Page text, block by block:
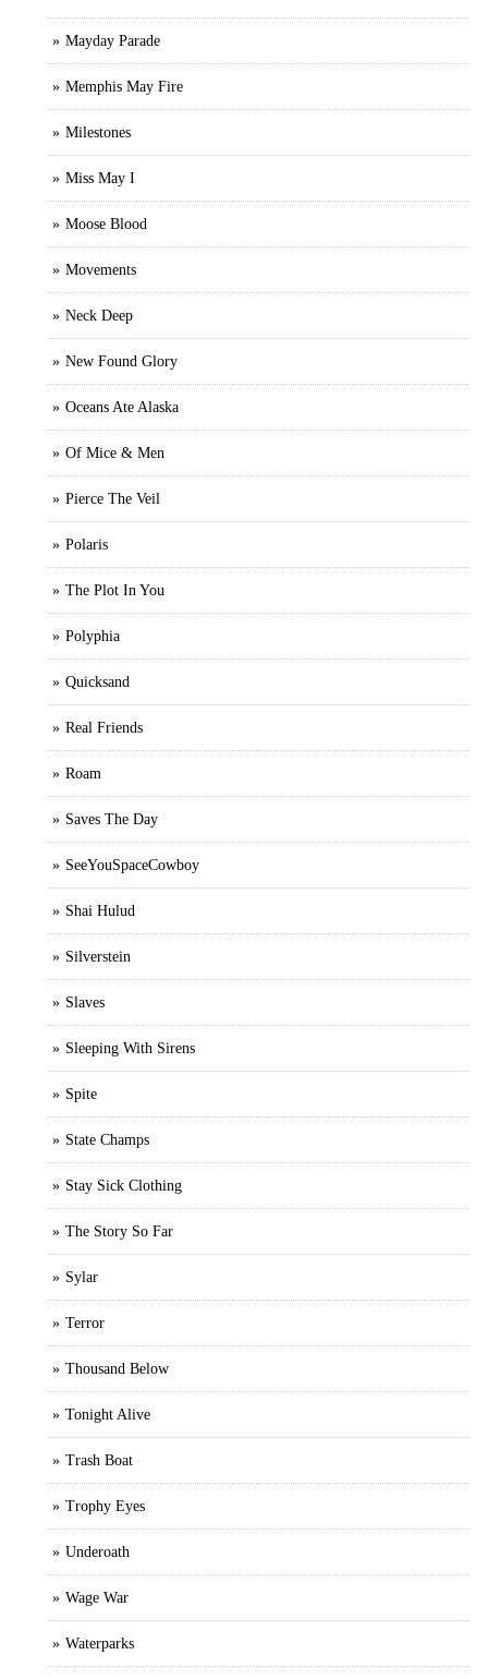
Mayday Parade
Memphis May Fire
Milestones
Miss May I
Moose Blood
Movements
Neck Deep
New Found Glory
Oceans Ate Alaska
Of Mice & Men
Pierce The Veil
Polaris
The Plot In You
Polyphia
Quicksand
Real Friends
Roam
Saves The Day
SeeYouSpaceCowboy
Shai Hulud
Silverstein
Slaves
Sleeping With Sirens
Spite
State Champs
Stay Sick Clothing
The Story So Far
Sylar
Terror
Thousand Below
Tonight Alive
Trash Boat
Trophy Eyes
Underoath
Wage War
Waterparks